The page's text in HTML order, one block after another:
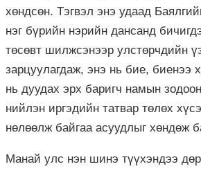
хөндсөн. Тэгвэл энэ удаад
нэг бүрийн нэрийн дансанд
төсөвт шилжсэнээр улстөрчдийн
зарцуулагдаж, энэ нь бие, биенээ
нь дуудах эрх баригч намын
нийлэн иргэдийн татвар төлөх
нөлөөлж байгаа асуудлыг хөндөж
Манай улс нэн шинэ түүхэндээ